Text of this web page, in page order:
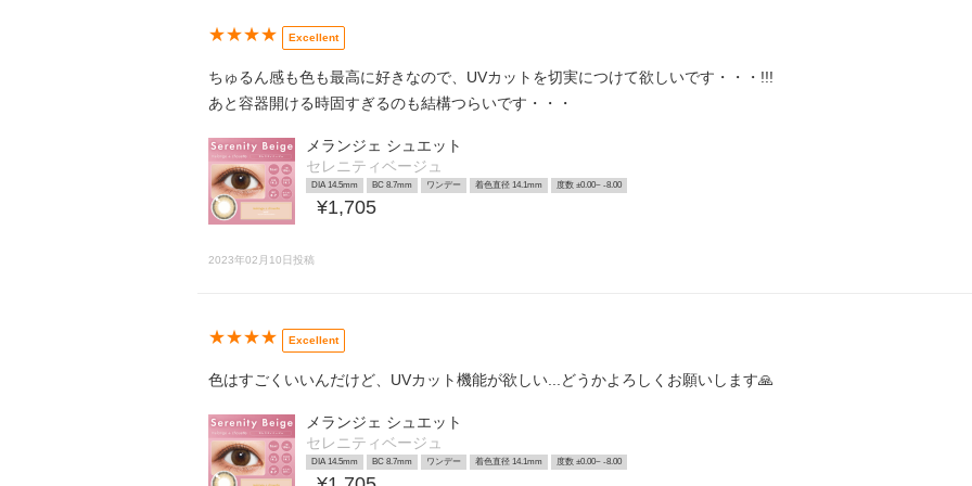
★★★★ Excellent
ちゅるん感も色も最高に好きなので、UVカットを切実につけて欲しいです・・・!!!
あと容器開ける時固すぎるのも結構つらいです・・・
メランジェ シュエット
セレニティベージュ
DIA 14.5mm BC 8.7mm ワンデー 着色直径 14.1mm 度数 ±0.00~ -8.00
¥1,705
2023年02月10日投稿
★★★★ Excellent
色はすごくいいんだけど、UVカット機能が欲しい...どうかよろしくお願いします🙏
メランジェ シュエット
セレニティベージュ
DIA 14.5mm BC 8.7mm ワンデー 着色直径 14.1mm 度数 ±0.00~ -8.00